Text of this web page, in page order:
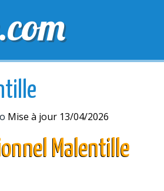
EXCLUSIFS
Mise à jour 13/04/2026
Malentille